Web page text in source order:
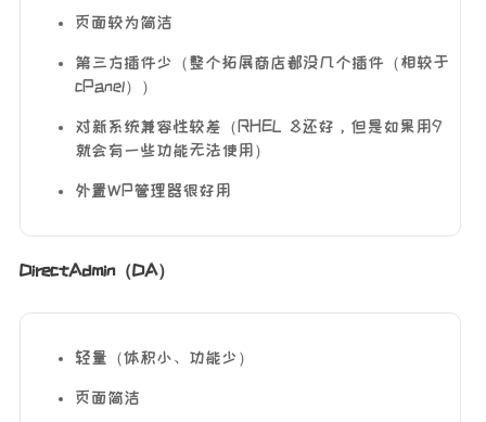
页面较为简洁
第三方插件少（整个拓展商店都没几个插件（相较于
cPanel））
对新系统兼容性较差（RHEL 8还好，但是如果用9
就会有一些功能无法使用）
外置WP管理器很好用
DirectAdmin（DA）
轻量（体积小、功能少）
页面简洁